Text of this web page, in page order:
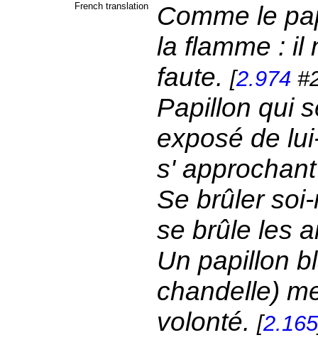
French translation
Comme le
la flamme : il
faute. [2.974
Papillon qui
exposé de
s'
Se brûler
se brûle les
Un papillon
chandelle)
volonté. [2.165